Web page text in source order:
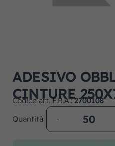
ADESIVO
CINTURE
Codice art. F.R.A.:2700108
Quantità